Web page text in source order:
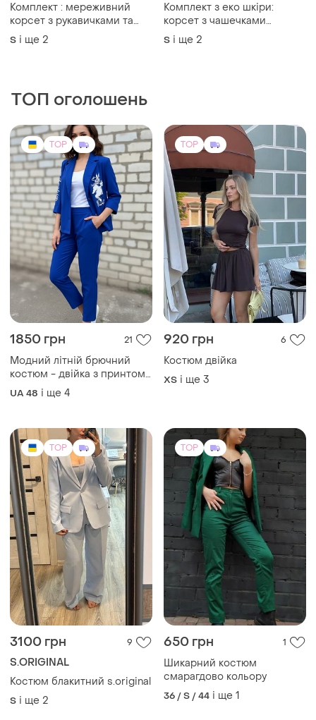
Комплект : мереживний
корсет з рукавичками та
спідниця балон
S і ще 2
Комплект з еко шкіри:
корсет з чашечками
спідниця міні
S і ще 2
ТОП оголошень
TOP
1850 грн 21
Модний літній брючний
костюм - двійка з принтом.
жакет без підклада.
UA 48 і ще 4
TOP
920 грн 6
Костюм двійка
ХS і ще 3
TOP
3100 грн 9
S.ORIGINAL
Костюм блакитний s.original
S і ще 2
TOP
650 грн 1
Шикарний костюм
смарагдово кольору
36 / S / 44 і ще 1